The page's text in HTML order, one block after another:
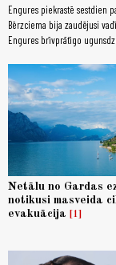
Engures piekrastē sestdien
Bērzciema bija zaudējusi
Engures brīvprātīgo
Netālu no Gardas
notikusi masveida
evakuācija
1